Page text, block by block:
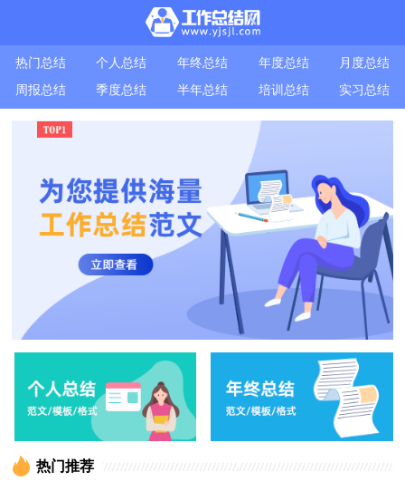
热门总结 个人总结 年终总结 年度总结
月度总结
周报总结
季度总结 半年总结 培训总结 实习总结
热门推荐